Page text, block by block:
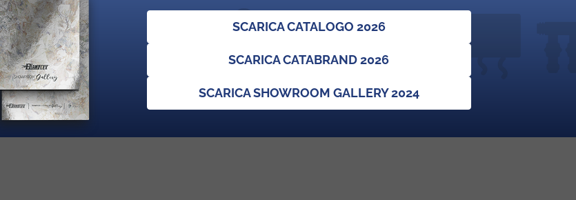
SCARICA CATALOGO 2026
SCARICA CATABRAND 2026
SCARICA SHOWROOM GALLERY 2024